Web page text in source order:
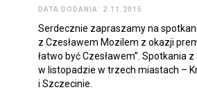
DATA DODANIA: 2.11.2015
Serdecznie zapraszamy na
z Czesławem Mozilem z okazji
łatwo być Czesławem”. Spotkania
w listopadzie w trzech miastach –
i Szczecinie.